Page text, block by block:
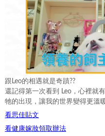
跟Leo的相遇就是奇蹟??
還記得第一次看到 Leo，心裡就
牠的出現，讓我的世界變得更溫
看思佳貼文
看健康嫁妝領取辦法